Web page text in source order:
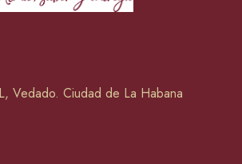
Vedado. Ciudad de La Habana